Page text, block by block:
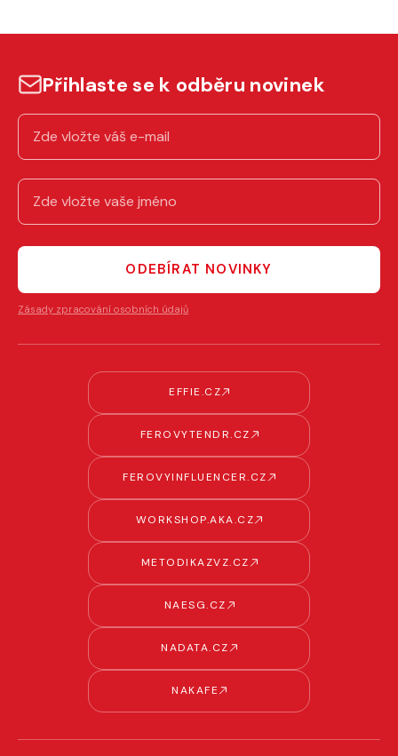
Přihlaste se k odběru novinek
ODEBÍRAT NOVINKY
Zásady zpracování osobních údajů
EFFIE.CZ
FEROVYTENDR.CZ
FEROVYINFLUENCER.CZ
WORKSHOP.AKA.CZ
METODIKAZVZ.CZ
NAESG.CZ
NADATA.CZ
NAKAFE